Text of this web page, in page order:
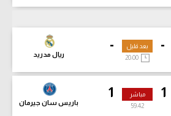
-
-
ريال مدريد
بعد قليل
1
1
باريس سان جيرمان
مباشر
59:43